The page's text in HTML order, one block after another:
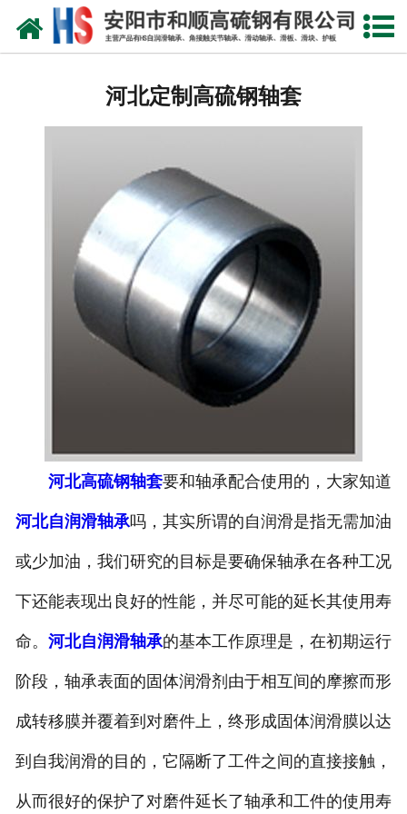
网站首页
河北自润滑耐磨衬板
河北铜合金镶嵌石墨
河北高硫合金钢产品
河北滑动轴承
河北 环冷机轴承
河北定制高硫钢轴套
河北高硫钢轴套要和轴承配合使用的，大家知道
河北自润滑轴承吗，其实所谓的自润滑是指无需加油
或少加油，我们研究的目标是要确保轴承在各种工况
下还能表现出良好的性能，并尽可能的延长其使用寿
命。 河北自润滑轴承的基本工作原理是，在初期运行
阶段，轴承表面的固体润滑剂由于相互间的摩擦而形
成转移膜并覆着到对磨件上，终形成固体润滑膜以达
到自我润滑的目的，它隔断了工件之间的直接接触，
从而很好的保护了对磨件延长了轴承和工件的使用寿